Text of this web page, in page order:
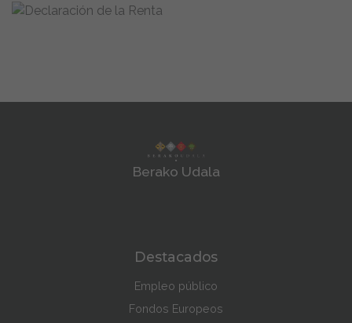
Berako Udala
Destacados
Empleo público
Fondos Europeos